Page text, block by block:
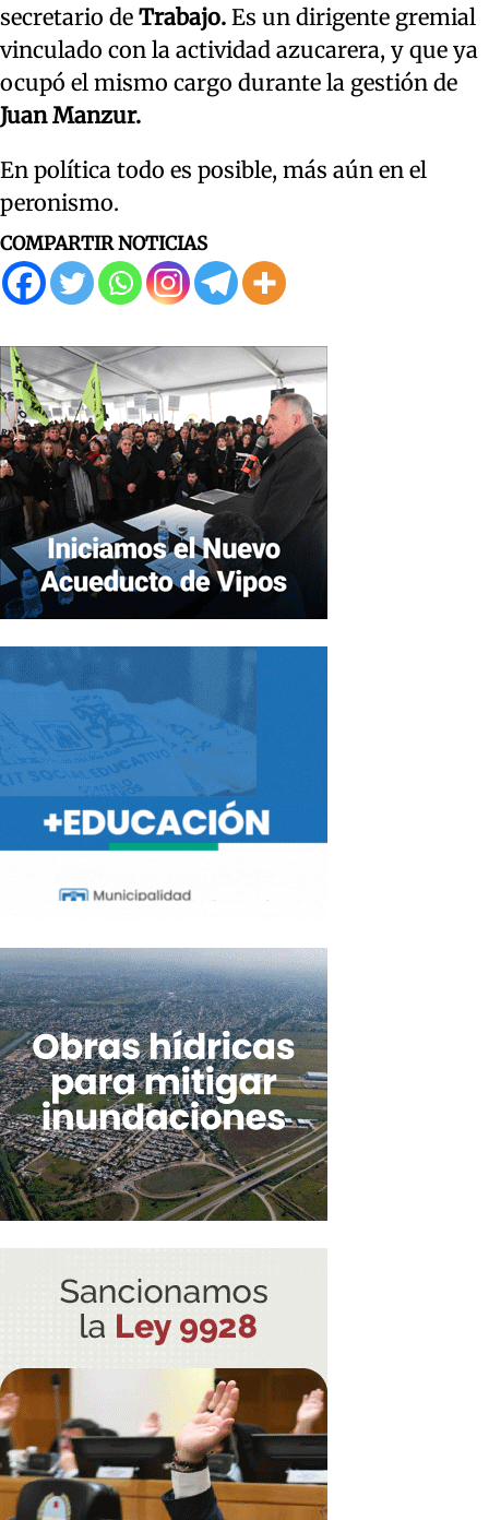
secretario de Trabajo. Es un dirigente gremial
vinculado con la actividad azucarera, y que ya
ocupó el mismo cargo durante la gestión de
Juan Manzur.
En política todo es posible, más aún en el
peronismo.
COMPARTIR NOTICIAS